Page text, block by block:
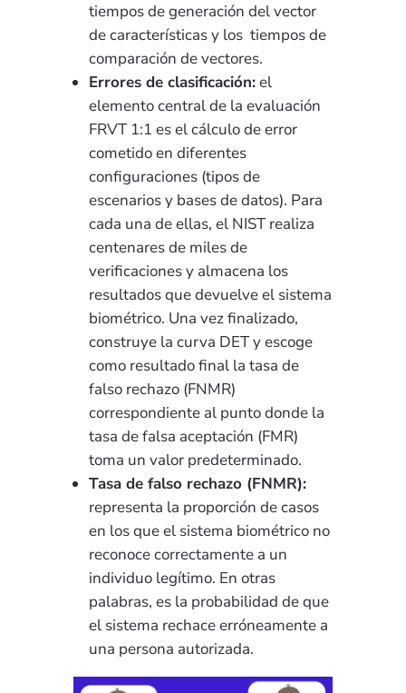
tiempos de generación del vector
de características y los tiempos de
comparación de vectores.
Errores de clasificación:el
elemento central de la evaluación
FRVT 1:1 es el cálculo de error
cometido en diferentes
configuraciones (tipos de
escenarios y bases de datos). Para
cada una de ellas, el NIST realiza
centenares de miles de
verificaciones y almacena los
resultados que devuelve el sistema
biométrico. Una vez finalizado,
construye la curva DET y escoge
como resultado final la tasa de
falso rechazo (FNMR)
correspondiente al punto donde la
tasa de falsa aceptación (FMR)
toma un valor predeterminado.
Tasa de falso rechazo (FNMR):
representa la proporción de casos
en los que el sistema biométrico no
reconoce correctamente a un
individuo legítimo. En otras
palabras, es la probabilidad de que
el sistema rechace erróneamente a
una persona autorizada.